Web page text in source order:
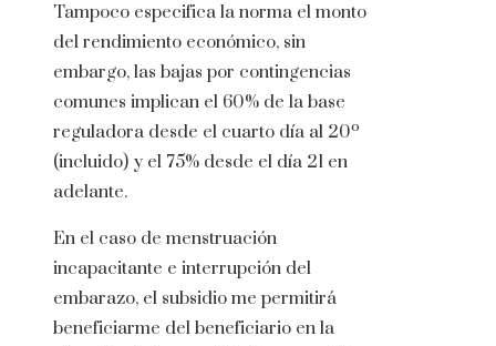
Tampoco especifica la norma el monto
del rendimiento económico, sin
embargo, las bajas por contingencias
comunes implican el 60% de la base
reguladora desde el cuarto día al 20º
(incluido) y el 75% desde el día 21 en
adelante.
En el caso de menstruación
incapacitante e interrupción del
embarazo, el subsidio me permitirá
beneficiarme del beneficiario en la